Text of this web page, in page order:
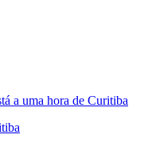
a uma hora de Curitiba